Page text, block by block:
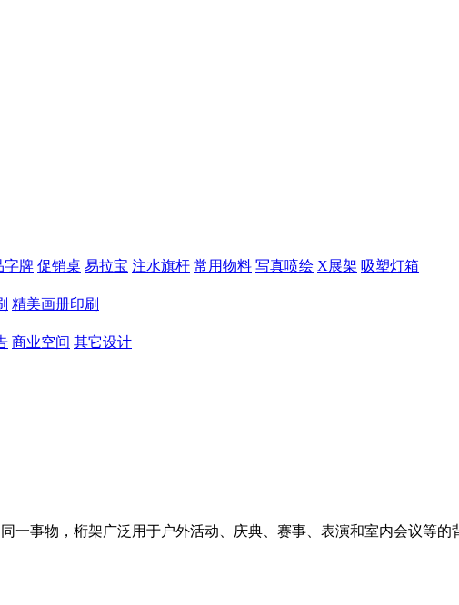
字牌 促销桌 易拉宝 注水旗杆 常用物料 写真喷绘 X展架 吸塑灯箱
精美画册印刷
商业空间 其它设计
一事物，桁架广泛用于户外活动、庆典、赛事、表演和室内会议等的